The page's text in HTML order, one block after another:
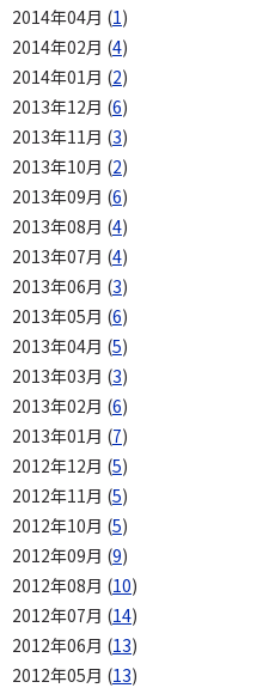
2014年04月 (1)
2014年02月 (4)
2014年01月 (2)
2013年12月 (6)
2013年11月 (3)
2013年10月 (2)
2013年09月 (6)
2013年08月 (4)
2013年07月 (4)
2013年06月 (3)
2013年05月 (6)
2013年04月 (5)
2013年03月 (3)
2013年02月 (6)
2013年01月 (7)
2012年12月 (5)
2012年11月 (5)
2012年10月 (5)
2012年09月 (9)
2012年08月 (10)
2012年07月 (14)
2012年06月 (13)
2012年05月 (13)